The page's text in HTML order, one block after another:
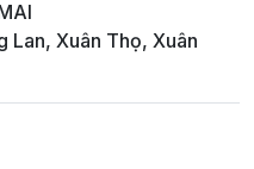
Lan, Xuân Thọ, Xuân